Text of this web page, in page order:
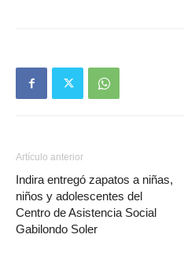
Artículo anterior
Indira entregó zapatos a niñas,
niños y adolescentes del
Centro de Asistencia Social
Gabilondo Soler